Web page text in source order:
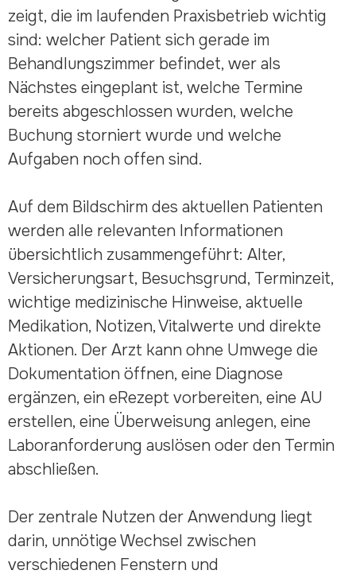
zeigt, die im laufenden Praxisbetrieb wichtig
sind: welcher Patient sich gerade im
Behandlungszimmer befindet, wer als
Nächstes eingeplant ist, welche Termine
bereits abgeschlossen wurden, welche
Buchung storniert wurde und welche
Aufgaben noch offen sind.
Auf dem Bildschirm des aktuellen Patienten
werden alle relevanten Informationen
übersichtlich zusammengeführt: Alter,
Versicherungsart, Besuchsgrund, Terminzeit,
wichtige medizinische Hinweise, aktuelle
Medikation, Notizen, Vitalwerte und direkte
Aktionen. Der Arzt kann ohne Umwege die
Dokumentation öffnen, eine Diagnose
ergänzen, ein eRezept vorbereiten, eine AU
erstellen, eine Überweisung anlegen, eine
Laboranforderung auslösen oder den Termin
abschließen.
Der zentrale Nutzen der Anwendung liegt
darin, unnötige Wechsel zwischen
verschiedenen Fenstern und